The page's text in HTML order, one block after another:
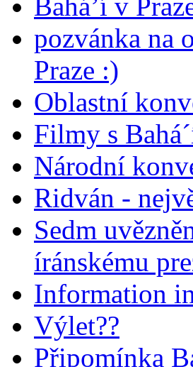
pozvánka na
Praze :)
Oblastní
Filmy s
Národní
Ridván -
Sedm
íránskému
Information
Výlet??
Připomínka